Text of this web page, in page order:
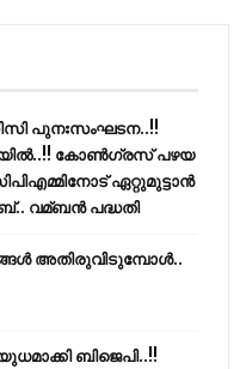
പുനഃസംഘടന..!!
കോണ്‍ഗ്രസ് പഴയ
ഏറ്റുമുട്ടാന്‍
വമ്ബന്‍ പദ്ധതി
അതിരുവിടുമ്പോൾ..
ബിജെപി..!!